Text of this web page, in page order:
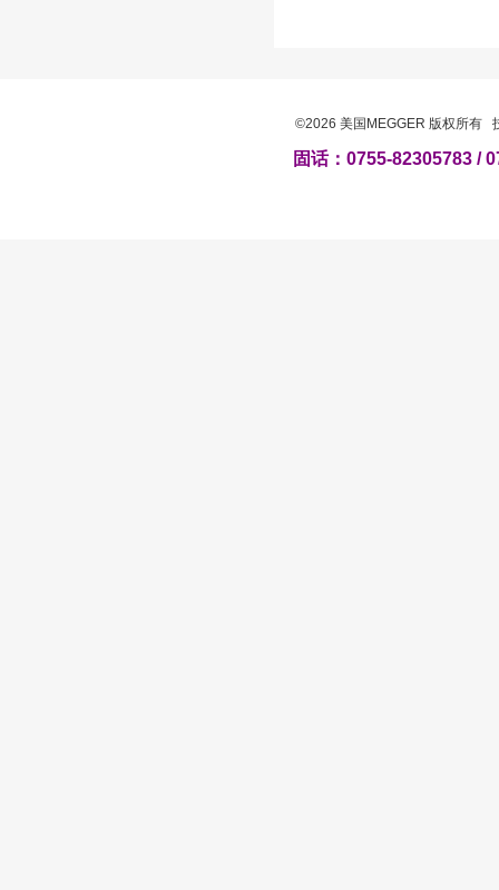
©2026 美国MEGGER 版权所有
固话：0755-82305783 /